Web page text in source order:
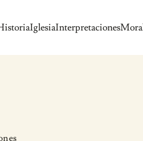
IglesiaInterpretaciones